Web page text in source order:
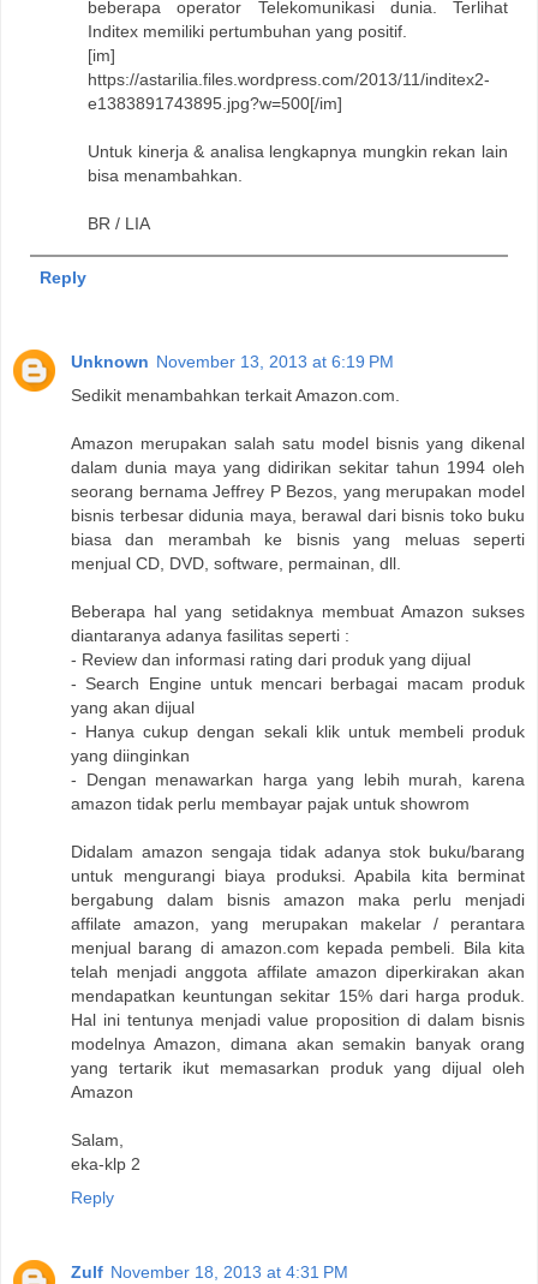
beberapa operator Telekomunikasi dunia. Terlihat
Inditex memiliki pertumbuhan yang positif.
[im]
https://astarilia.files.wordpress.com/2013/11/inditex2-
e1383891743895.jpg?w=500[/im]
Untuk kinerja & analisa lengkapnya mungkin rekan lain
bisa menambahkan.
BR / LIA
Reply
Unknown November 13, 2013 at 6:19 PM
Sedikit menambahkan terkait Amazon.com.
Amazon merupakan salah satu model bisnis yang dikenal
dalam dunia maya yang didirikan sekitar tahun 1994 oleh
seorang bernama Jeffrey P Bezos, yang merupakan model
bisnis terbesar didunia maya, berawal dari bisnis toko buku
biasa dan merambah ke bisnis yang meluas seperti
menjual CD, DVD, software, permainan, dll.
Beberapa hal yang setidaknya membuat Amazon sukses
diantaranya adanya fasilitas seperti :
- Review dan informasi rating dari produk yang dijual
- Search Engine untuk mencari berbagai macam produk
yang akan dijual
- Hanya cukup dengan sekali klik untuk membeli produk
yang diinginkan
- Dengan menawarkan harga yang lebih murah, karena
amazon tidak perlu membayar pajak untuk showrom
Didalam amazon sengaja tidak adanya stok buku/barang
untuk mengurangi biaya produksi. Apabila kita berminat
bergabung dalam bisnis amazon maka perlu menjadi
affilate amazon, yang merupakan makelar / perantara
menjual barang di amazon.com kepada pembeli. Bila kita
telah menjadi anggota affilate amazon diperkirakan akan
mendapatkan keuntungan sekitar 15% dari harga produk.
Hal ini tentunya menjadi value proposition di dalam bisnis
modelnya Amazon, dimana akan semakin banyak orang
yang tertarik ikut memasarkan produk yang dijual oleh
Amazon
Salam,
eka-klp 2
Reply
Zulf November 18, 2013 at 4:31 PM